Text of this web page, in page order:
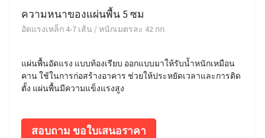
ความหนาของแผ่นพื้น 5 ซม
อัดแรงเหล็ก 4-7 เส้น / หนักเมตรละ 42 กก
แผ่นพื้นอัดแรง แบบท้องเรียบ ออกแบบมาให้รับน้ำหนักเหมือน
คาน ใช้ในการก่อสร้างอาคาร ช่วยให้ประหยัดเวลาและการติด
ตั้ง แผ่นพื้นมีความแข็งแรงสูง
สอบถาม ขอใบเสนอราคา